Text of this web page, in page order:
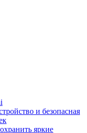
и безопасная
яркие